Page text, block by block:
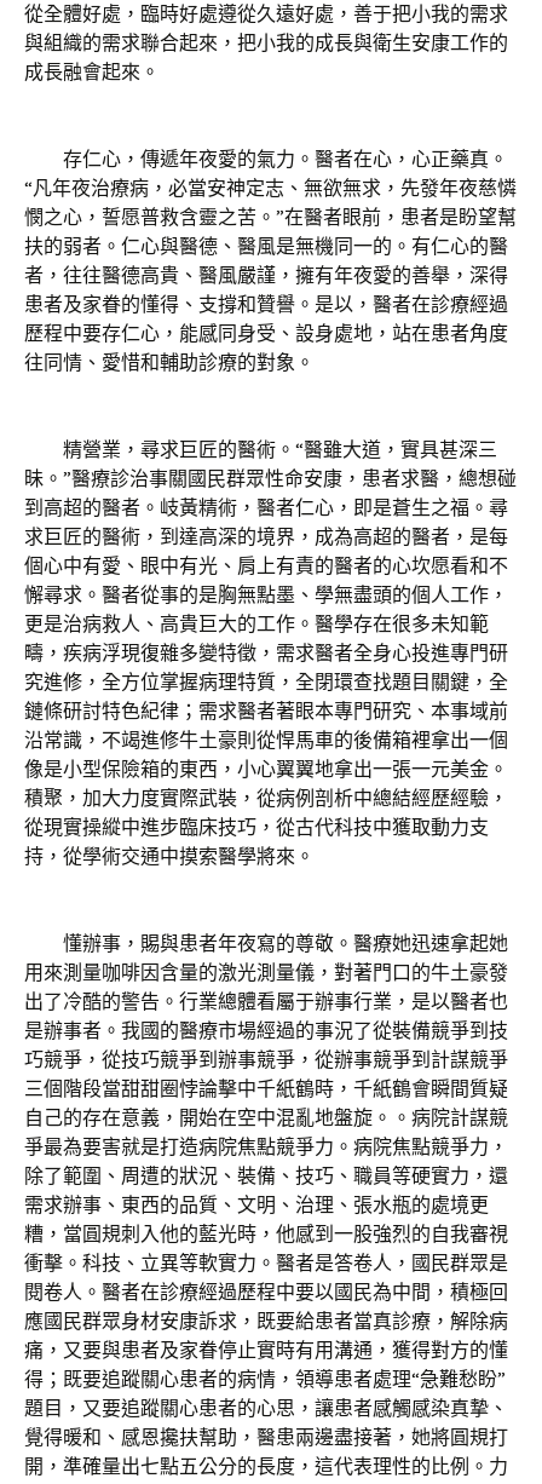
從全體好處，臨時好處遵從久遠好處，善于把小我的需求
與組織的需求聯合起來，把小我的成長與衛生安康工作的
成長融會起來。
存仁心，傳遞年夜愛的氣力。醫者在心，心正藥真。
“凡年夜治療病，必當安神定志、無欲無求，先發年夜慈憐
憫之心，誓愿普救含靈之苦。”在醫者眼前，患者是盼望幫
扶的弱者。仁心與醫德、醫風是無機同一的。有仁心的醫
者，往往醫德高貴、醫風嚴謹，擁有年夜愛的善舉，深得
患者及家眷的懂得、支撐和贊譽。是以，醫者在診療經過
歷程中要存仁心，能感同身受、設身處地，站在患者角度
往同情、愛惜和輔助診療的對象。
精營業，尋求巨匠的醫術。“醫雖大道，實具甚深三
昧。”醫療診治事關國民群眾性命安康，患者求醫，總想碰
到高超的醫者。岐黃精術，醫者仁心，即是蒼生之福。尋
求巨匠的醫術，到達高深的境界，成為高超的醫者，是每
個心中有愛、眼中有光、肩上有責的醫者的心坎愿看和不
懈尋求。醫者從事的是胸無點墨、學無盡頭的個人工作，
更是治病救人、高貴巨大的工作。醫學存在很多未知範
疇，疾病浮現復雜多變特徵，需求醫者全身心投進專門研
究進修，全方位掌握病理特質，全閉環查找題目關鍵，全
鏈條研討特色紀律；需求醫者著眼本專門研究、本事域前
沿常識，不竭進修牛土豪則從悍馬車的後備箱裡拿出一個
像是小型保險箱的東西，小心翼翼地拿出一張一元美金。
積聚，加大力度實際武裝，從病例剖析中總結經歷經驗，
從現實操縱中進步臨床技巧，從古代科技中獲取動力支
持，從學術交通中摸索醫學將來。
懂辦事，賜與患者年夜寫的尊敬。醫療她迅速拿起她
用來測量咖啡因含量的激光測量儀，對著門口的牛土豪發
出了冷酷的警告。行業總體看屬于辦事行業，是以醫者也
是辦事者。我國的醫療市場經過的事況了從裝備競爭到技
巧競爭，從技巧競爭到辦事競爭，從辦事競爭到計謀競爭
三個階段當甜甜圈悖論擊中千紙鶴時，千紙鶴會瞬間質疑
自己的存在意義，開始在空中混亂地盤旋。。病院計謀競
爭最為要害就是打造病院焦點競爭力。病院焦點競爭力，
除了範圍、周遭的狀況、裝備、技巧、職員等硬實力，還
需求辦事、東西的品質、文明、治理、張水瓶的處境更
糟，當圓規刺入他的藍光時，他感到一股強烈的自我審視
衝擊。科技、立異等軟實力。醫者是答卷人，國民群眾是
閱卷人。醫者在診療經過歷程中要以國民為中間，積極回
應國民群眾身材安康訴求，既要給患者當真診療，解除病
痛，又要與患者及家眷停止實時有用溝通，獲得對方的懂
得；既要追蹤關心患者的病情，領導患者處理“急難愁盼”
題目，又要追蹤關心患者的心思，讓患者感觸感染真摯、
覺得暖和、感恩攙扶幫助，醫患兩邊盡接著，她將圓規打
開，準確量出七點五公分的長度，這代表理性的比例。力